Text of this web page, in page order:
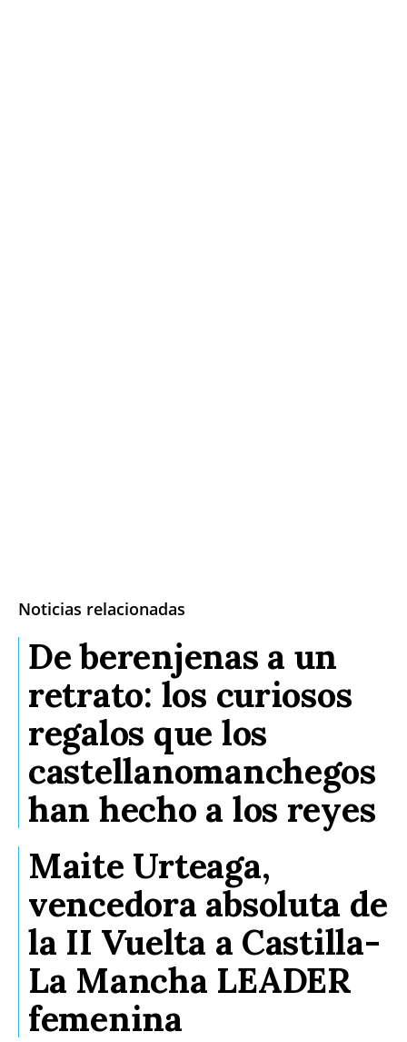
Noticias relacionadas
De berenjenas a un
retrato: los curiosos
regalos que los
castellanomanchegos
han hecho a los reyes
Maite Urteaga,
vencedora absoluta de
la II Vuelta a Castilla-
La Mancha LEADER
femenina